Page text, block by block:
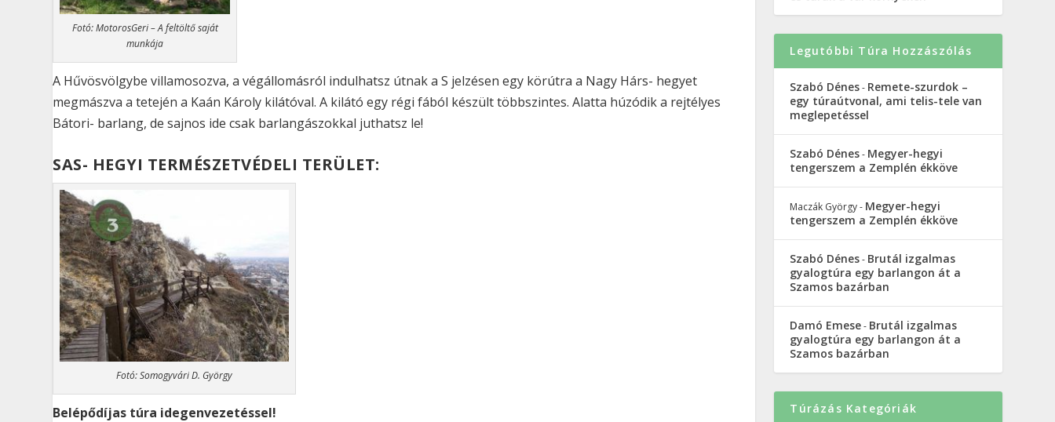
Fotó: MotorosGeri – A feltöltő saját
munkája
A Hűvösvölgybe villamosozva, a végállomásról indulhatsz útnak a S jelzésen egy körútra a Nagy Hárs- hegyet
megmászva a tetején a Kaán Károly kilátóval. A kilátó egy régi fából készült többszintes. Alatta húzódik a rejtélyes
Bátori- barlang, de sajnos ide csak barlangászokkal juthatsz le!
SAS- HEGYI TERMÉSZETVÉDELI TERÜLET:
Fotó: Somogyvári D. György
Belépődíjas túra idegenvezetéssel!
Legutóbbi Túra Hozzászólás
Szabó Dénes- Remete-szurdok –
egy túraútvonal, ami telis-tele van
meglepetéssel
Szabó Dénes- Megyer-hegyi
tengerszem a Zemplén ékköve
Maczák György- Megyer-hegyi
tengerszem a Zemplén ékköve
Szabó Dénes- Brutál izgalmas
gyalogtúra egy barlangon át a
Szamos bazárban
Damó Emese- Brutál izgalmas
gyalogtúra egy barlangon át a
Szamos bazárban
Túrázás Kategóriák